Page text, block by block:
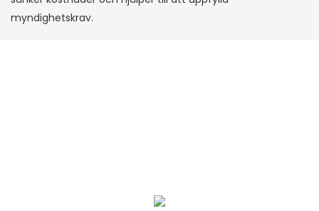
myndighetskrav.